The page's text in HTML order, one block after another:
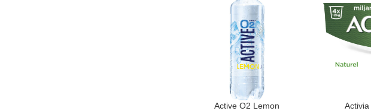
Active O2 Lemon